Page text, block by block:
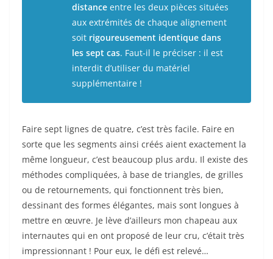
distance entre les deux pièces situées
aux extrémités de chaque alignement
soit rigoureusement identique dans
les sept cas. Faut-il le préciser : il est
interdit d’utiliser du matériel
supplémentaire !
Faire sept lignes de quatre, c’est très facile. Faire en
sorte que les segments ainsi créés aient exactement la
même longueur, c’est beaucoup plus ardu. Il existe des
méthodes compliquées, à base de triangles, de grilles
ou de retournements, qui fonctionnent très bien,
dessinant des formes élégantes, mais sont longues à
mettre en œuvre. Je lève d’ailleurs mon chapeau aux
internautes qui en ont proposé de leur cru, c’était très
impressionnant ! Pour eux, le défi est relevé…